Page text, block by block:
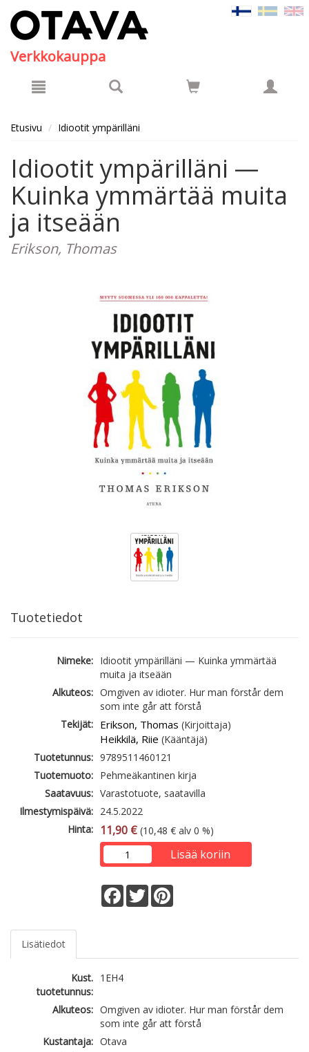
Verkkokauppa
Etusivu Idiootit ympärilläni
Idiootit ympärilläni —
Kuinka ymmärtää muita
ja itseään
Erikson, Thomas
Tuotetiedot
Nimeke: Idiootit ympärilläni — Kuinka ymmärtää
muita ja itseään
Alkuteos: Omgiven av idioter. Hur man förstår dem
som inte går att förstå
Tekijät: Erikson, Thomas (Kirjoittaja)
Heikkilä, Riie (Kääntäjä)
Tuotetunnus: 9789511460121
Tuotemuoto: Pehmeäkantinen kirja
Saatavuus: Varastotuote, saatavilla
Ilmestymispäivä: 24.5.2022
Hinta:
11,90 € (10,48 € alv 0 %)
Lisää koriin
Facebook
Twitter
Lisätiedot
Kust.
tuotetunnus:
1EH4
Alkuteos: Omgiven av idioter. Hur man förstår dem
som inte går att förstå
Kustantaja: Otava